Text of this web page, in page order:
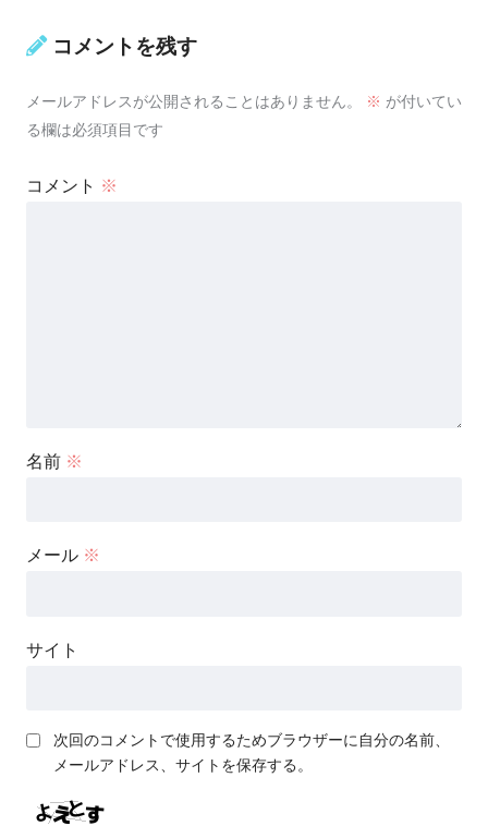
コメントを残す
メールアドレスが公開されることはありません。 ※ が付いてい
る欄は必須項目です
コメント ※
名前 ※
メール ※
サイト
次回のコメントで使用するためブラウザーに自分の名前、
メールアドレス、サイトを保存する。